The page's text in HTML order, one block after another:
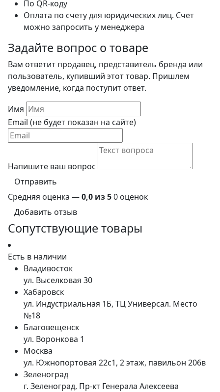
По QR-коду
Оплата по счету для юридических лиц. Счет
можно запросить у менеджера
Задайте вопрос о товаре
Вам ответит продавец, представитель бренда или
пользователь, купивший этот товар. Пришлем
уведомление, когда поступит ответ.
Имя
Email (не будет показан на сайте)
Напишите ваш вопрос
Отправить
Средняя оценка —0,0 из 50 оценок
Добавить отзыв
Сопутствующие товары
Есть в наличии
Владивосток
ул. Выселковая 30
Хабаровск
ул. Индустриальная 1Б, ТЦ Универсал. Место
№18
Благовещенск
ул. Воронкова 1
Москва
ул. Южнопортовая 22с1, 2 этаж, павильон 206в
Зеленоград
г. Зеленоград, Пр-кт Генерала Алексеева